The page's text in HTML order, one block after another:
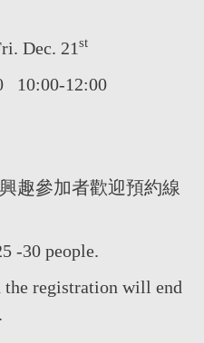
Dec. 21 st
10:00-12:00
趣參加者歡迎預約線
-30 people.
the registration will end